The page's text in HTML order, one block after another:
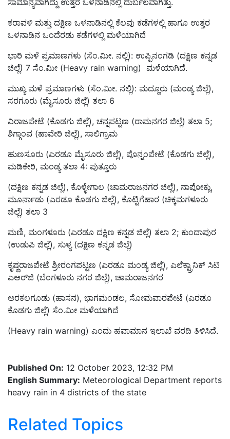
ಸಾಮಾನ್ಯವಾಗಿದ್ದು ಉತ್ತರ ಒಳನಾಡಿನಲ್ಲಿ ದುರ್ಬಲವಾಗಿತ್ತು.
ಕರಾವಳಿ ಮತ್ತು ದಕ್ಷಿಣ ಒಳನಾಡಿನಲ್ಲಿ ಕೆಲವು ಕಡೆಗಳಲ್ಲಿ ಹಾಗೂ ಉತ್ತರ
ಒಳನಾಡಿನ ಒಂದೆರಡು ಕಡೆಗಳಲ್ಲಿ ಮಳೆಯಾಗಿದೆ
ಭಾರಿ ಮಳೆ ಪ್ರಮಾಣಗಳು (ಸೆಂ.ಮೀ. ನಲ್ಲಿ): ಉಪ್ಪಿನಂಗಡಿ (ದಕ್ಷಿಣ ಕನ್ನಡ
ಜಿಲ್ಲೆ) 7 ಸೆಂ.ಮೀ (Heavy rain warning) ಮಳೆಯಾಗಿದೆ.
ಮುಖ್ಯ ಮಳೆ ಪ್ರಮಾಣಗಳು (ಸೆಂ.ಮೀ. ನಲ್ಲಿ): ಮದ್ದೂರು (ಮಂಡ್ಯ ಜಿಲ್ಲೆ),
ಸರಗೂರು (ಮೈಸೂರು ಜಿಲ್ಲೆ) ತಲಾ 6
ವಿರಾಜಪೇಟೆ (ಕೊಡಗು ಜಿಲ್ಲೆ), ಚನ್ನಪಟ್ಟಣ (ರಾಮನಗರ ಜಿಲ್ಲೆ) ತಲಾ 5;
ಶಿಗ್ಗಾಂವ (ಹಾವೇರಿ ಜಿಲ್ಲೆ), ಸಾಲಿಗ್ರಾಮ
ಹುಣಸೂರು (ಎರಡೂ ಮೈಸೂರು ಜಿಲ್ಲೆ), ಪೊನ್ನಂಪೇಟೆ (ಕೊಡಗು ಜಿಲ್ಲೆ),
ಮಡಿಕೇರಿ, ಮಂಡ್ಯ ತಲಾ 4: ಪುತ್ತೂರು
(ದಕ್ಷಿಣ ಕನ್ನಡ ಜಿಲ್ಲೆ), ಕೊಳ್ಳೇಗಾಲ (ಚಾಮರಾಜನಗರ ಜಿಲ್ಲೆ), ನಾಪೋಕ್ಲು,
ಮೂರ್ನಾಡು (ಎರಡೂ ಕೊಡಗು ಜಿಲ್ಲೆ), ಕೊಟ್ಟಿಗೆಹಾರ (ಚಿಕ್ಕಮಗಳೂರು
ಜಿಲ್ಲೆ) ತಲಾ 3
ಮಣಿ, ಮಂಗಳೂರು (ಎರಡೂ ದಕ್ಷಿಣ ಕನ್ನಡ ಜಿಲ್ಲೆ) ತಲಾ 2; ಕುಂದಾಪುರ
(ಉಡುಪಿ ಜಿಲ್ಲೆ), ಸುಳ್ಯ (ದಕ್ಷಿಣ ಕನ್ನಡ ಜಿಲ್ಲೆ)
ಕೃಷ್ಣರಾಜಪೇಟೆ ಶ್ರೀರಂಗಪಟ್ಟಣ (ಎರಡೂ ಮಂಡ್ಯ ಜಿಲ್ಲೆ), ಎಲೆಕ್ಟ್ರಾನಿಕ್ ಸಿಟಿ
ಎಆರ್‌ಜಿ (ಬೆಂಗಳೂರು ನಗರ ಜಿಲ್ಲೆ), ಚಾಮರಾಜನಗರ
ಅರಕಲಗೂಡು (ಹಾಸನ), ಭಾಗಮಂಡಲ, ಸೋಮವಾರಪೇಟೆ (ಎರಡೂ
ಕೊಡಗು ಜಿಲ್ಲೆ) ಸೆಂ.ಮೀ ಮಳೆಯಾಗಿದೆ
(Heavy rain warning) ಎಂದು ಹವಾಮಾನ ಇಲಾಖೆ ವರದಿ ತಿಳಿಸಿದೆ.
Published On: 12 October 2023, 12:32 PM
English Summary: Meteorological Department reports
heavy rain in 4 districts of the state
Related Topics